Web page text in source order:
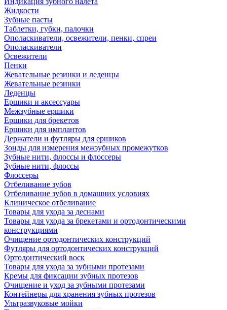
Жидкости
Зубные пасты
Таблетки, губки, палочки
Ополаскиватели, освежители, пенки, спреи
Ополаскиватели
Освежители
Пенки
Жевательные резинки и леденцы
Жевательные резинки
Леденцы
Ершики и аксессуары
Межзубные ершики
Ершики для брекетов
Ершики для имплантов
Держатели и футляры для ершиков
Зонды для измерения межзубных промежутков
Зубные нити, флоссы и флоссеры
Зубные нити, флоссы
Флоссеры
Отбеливание зубов
Отбеливание зубов в домашних условиях
Клиническое отбеливание
Товары для ухода за деснами
Товары для ухода за брекетами и ортодонтическими
конструкциями
Очищение ортодонтических конструкций
Футляры для ортодонтических конструкций
Ортодонтический воск
Товары для ухода за зубными протезами
Кремы для фиксации зубных протезов
Очищение и уход за зубными протезами
Контейнеры для хранения зубных протезов
Ультразвуковые мойки